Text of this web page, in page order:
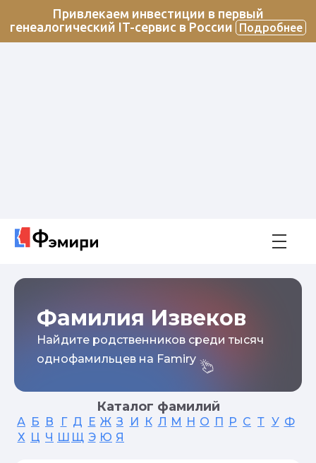
Привлекаем инвестиции в первый
генеалогический IT-сервис в России
Подробнее
Фамилия Извеков
Найдите родственников среди тысяч
однофамильцев на Famiry
Каталог фамилий
А Б В Г Д Е Ж З И К Л М Н О П Р С Т У Ф
Х Ц Ч Ш Щ Э Ю Я